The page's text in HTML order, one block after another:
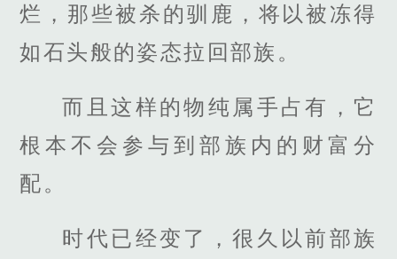
烂，那些被杀的驯鹿，将以被冻得
如石头般的姿态拉回部族。
而且这样的物纯属手占有，它
根本不会参与到部族内的财富分
配。
时代已经变了，很久以前部族